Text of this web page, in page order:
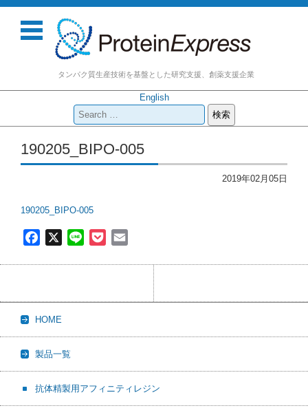
タンパク質生産技術を基盤とした研究支援、創薬支援企業
English
検
索:
コンテンツに移動
190205_BIPO-005
2019年02月05日
190205_BIPO-005
b
o
o
k
e
l
HOME
製品一覧
抗体精製用アフィニティレジン